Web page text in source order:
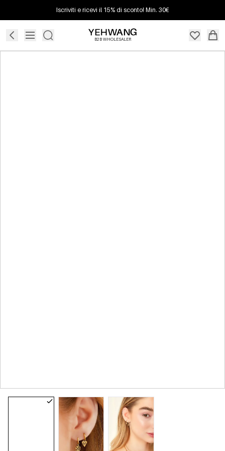
Iscriviti e ricevi il 15% di sconto! Min. 30€
B2B WHOLESALER